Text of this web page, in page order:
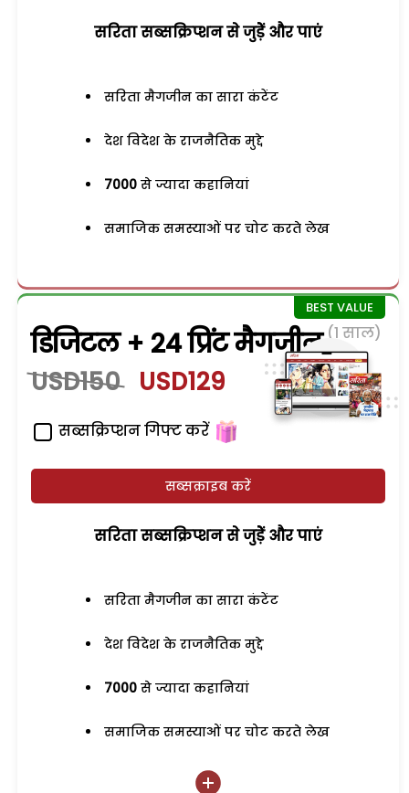
सरिता सब्सक्रिप्शन से जुड़ेें और पाएं
सरिता मैगजीन का सारा कंटेंट
देश विदेश के राजनैतिक मुद्दे
7000 से ज्यादा कहानियां
समाजिक समस्याओं पर चोट करते लेख
डिजिटल + 24 प्रिंट मैगजीन (1 साल)
USD150 USD129
सब्सक्रिप्शन गिफ्ट करें
सब्सक्राइब करें
सरिता सब्सक्रिप्शन से जुड़ेें और पाएं
सरिता मैगजीन का सारा कंटेंट
देश विदेश के राजनैतिक मुद्दे
7000 से ज्यादा कहानियां
समाजिक समस्याओं पर चोट करते लेख